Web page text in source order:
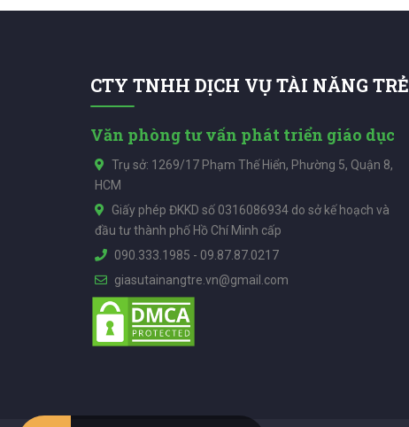
CTY TNHH DỊCH VỤ TÀI NĂNG TRẺ
Văn phòng tư vấn phát triển giáo dục
Trụ sở: 1269/17 Phạm Thế Hiển, Phường 5, Quận 8,
HCM
Giấy phép ĐKKD số 0316086934 do sở kế hoạch và
đầu tư thành phố Hồ Chí Minh cấp
090.333.1985 - 09.87.87.0217
giasutainangtre.vn@gmail.com